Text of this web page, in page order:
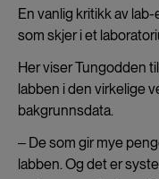
En vanlig kritikk av
som skjer i et
Her viser Tungodden
labben i den virkelige
bakgrunnsdata.
‒ De som gir mye
labben. Og det er